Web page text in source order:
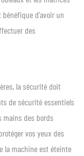
d'avoir un
des
la sécurité doit
de sécurité essentiels
mains des bords
vos yeux des
la machine est éteinte